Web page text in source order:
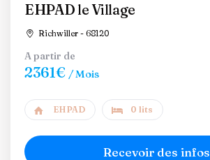
EHPAD le Village
Richwiller - 68120
A partir de
2361€ / Mois
EHPAD 0 lits
Recevoir des infos